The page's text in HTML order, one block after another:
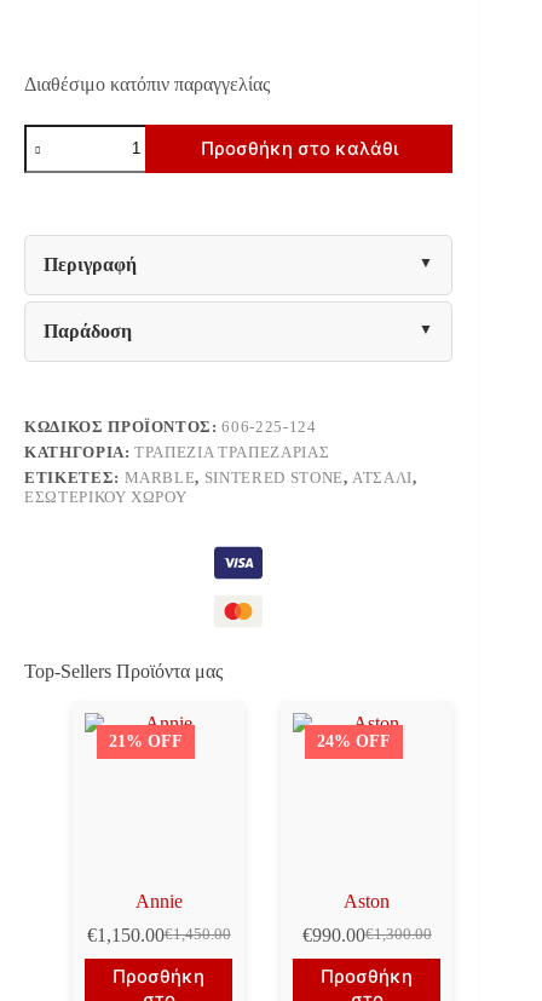
Διαθέσιμο κατόπιν παραγγελίας
ΤΡΑΠΕΖΙ
ΤΡΑΠΕΖΑΡΙΑΣ
Fylliana
ΚΕΡΑΜΙΚΗ
ΕΠΙΦΑΝΕΙΑ
ΣΕ
ΛΕΥΚΟ
ΜΑΡΜΑΡΟ
ΚΑΙ
ΜΠΡΟΝΖΕ
ποσότητα
Προσθήκη στο καλάθι
Περιγραφή
Παράδοση
ΚΩΔΙΚΌΣ ΠΡΟΪΌΝΤΟΣ:606-225-124
ΚΑΤΗΓΟΡΊΑ:ΤΡΑΠΈΖΙΑ ΤΡΑΠΕΖΑΡΊΑΣ
ΕΤΙΚΈΤΕΣ: MARBLE, SINTERED STONE, ΑΤΣΆΛΙ,
ΕΣΩΤΕΡΙΚΟΎ ΧΏΡΟΥ
Top-Sellers Προϊόντα μας
21% OFF
Annie
€1,450.00
Original
price
was:
€1,150.00Η
τρέχουσα
τιμή
Προσθήκη
24% OFF
Aston
€1,300.00
Original
price
was:
€990.00Η
τρέχουσα
τιμή
Προσθήκη